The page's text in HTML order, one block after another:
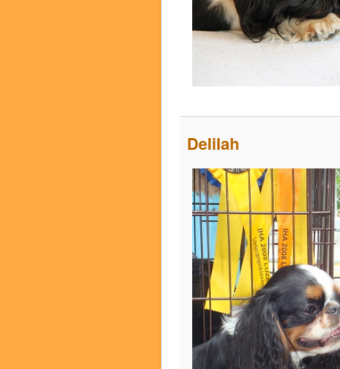
Delilah